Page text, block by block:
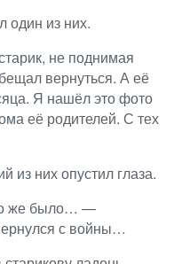
один из них.
не поднимая
вернуться. А её
Я нашёл это фото
её родителей. С тех
них опустил глаза.
же было… —
с войны…